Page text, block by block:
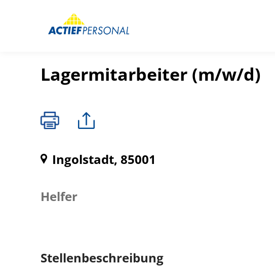
Lagermitarbeiter (m/w/d)
Ingolstadt, 85001
Helfer
Stellenbeschreibung